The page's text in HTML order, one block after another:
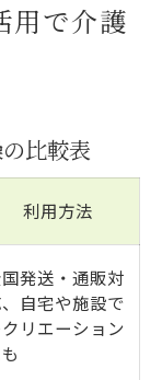
用で介護
比較表
利用方法
発送・通販対
自宅や施設で
クリエーション